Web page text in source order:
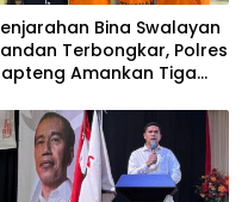
Bina Swalayan
Terbongkar, Polres
Amankan Tiga